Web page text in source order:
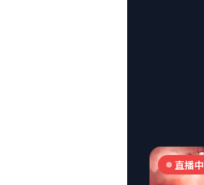
直播中